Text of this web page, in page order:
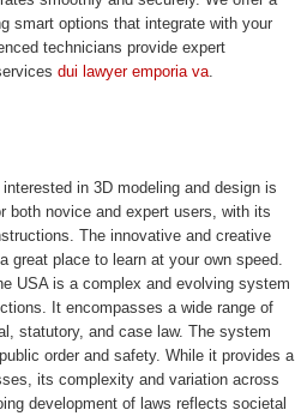
smart options that integrate with your
technicians provide expert
dui lawyer emporia va
in 3D modeling and design is
both novice and expert users, with its
The innovative and creative
great place to learn at your own speed.
USA is a complex and evolving system
It encompasses a wide range of
statutory, and case law. The system
order and safety. While it provides a
its complexity and variation across
development of laws reflects societal